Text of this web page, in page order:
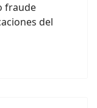
fraude
del